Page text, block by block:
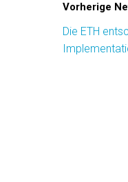
Vorherige
Die ETH